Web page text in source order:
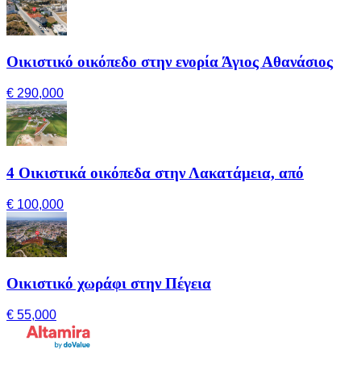
Οικιστικό οικόπεδο στην ενορία Άγιος Αθανάσιος
€ 290,000
4 Οικιστικά οικόπεδα στην Λακατάμεια, από
€ 100,000
Οικιστικό χωράφι στην Πέγεια
€ 55,000